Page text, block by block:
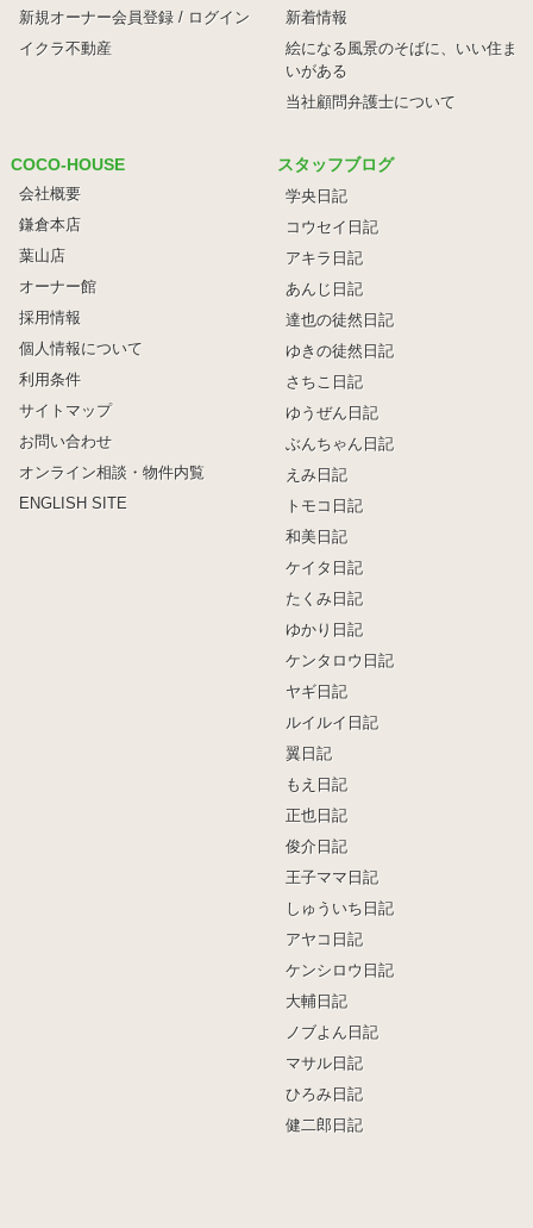
新規オーナー会員登録 / ログイン
イクラ不動産
新着情報
絵になる風景のそばに、 いい住ま
いがある
当社顧問弁護士について
COCO-HOUSE
会社概要
鎌倉本店
葉山店
オーナー館
採用情報
個人情報について
利用条件
サイトマップ
お問い合わせ
オンライン相談・物件内覧
ENGLISH SITE
スタッフブログ
学央日記
コウセイ日記
アキラ日記
あんじ日記
達也の徒然日記
ゆきの徒然日記
さちこ日記
ゆうぜん日記
ぶんちゃん日記
えみ日記
トモコ日記
和美日記
ケイタ日記
たくみ日記
ゆかり日記
ケンタロウ日記
ヤギ日記
ルイルイ日記
翼日記
もえ日記
正也日記
俊介日記
王子ママ日記
しゅういち日記
アヤコ日記
ケンシロウ日記
大輔日記
ノブよん日記
マサル日記
ひろみ日記
健二郎日記